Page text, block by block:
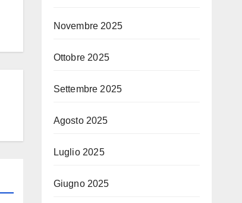
Novembre 2025
Ottobre 2025
Settembre 2025
Agosto 2025
Luglio 2025
Giugno 2025